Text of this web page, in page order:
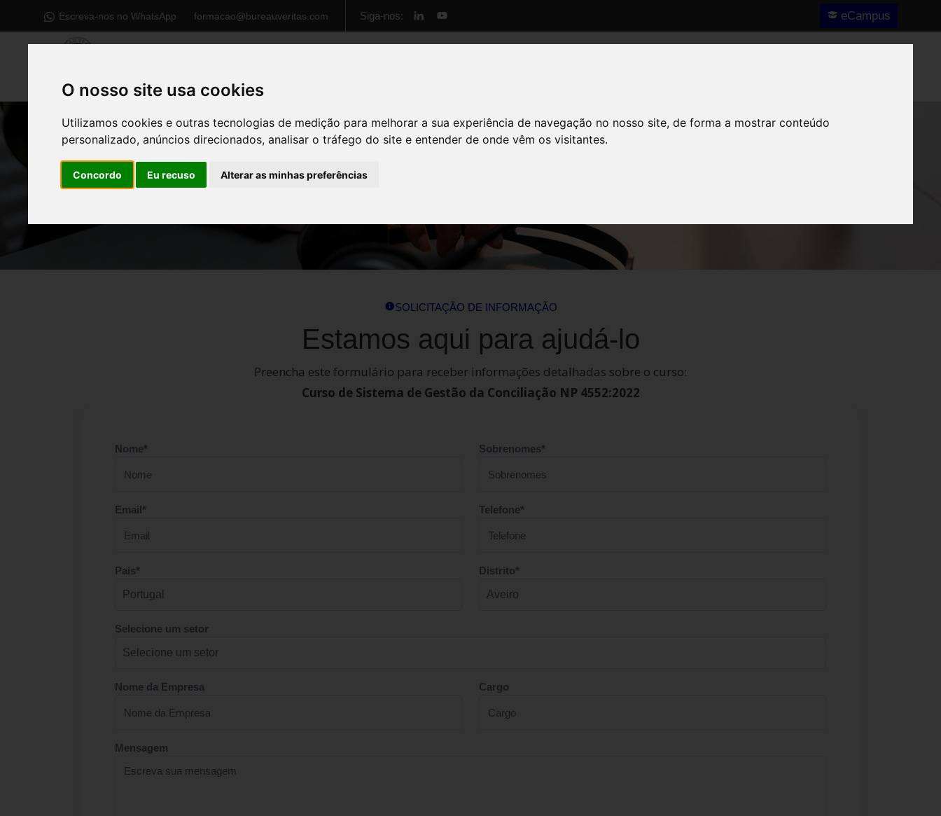
O nosso site usa cookies
Utilizamos cookies e outras tecnologias de medição para melhorar a sua experiência de navegação no nosso site, de forma a mostrar conteúdo
personalizado, anúncios direcionados, analisar o tráfego do site e entender de onde vêm os visitantes.
Concordo Eu recuso Alterar as minhas preferências
Escreva-nos no WhatsApp formacao@bureauveritas.com Siga-nos: eCampus
SOLICITAÇÃO DE INFORMAÇÃO
Estamos aqui para ajudá-lo
Preencha este formulário para receber informações detalhadas sobre o curso:
Curso de Sistema de Gestão da Conciliação NP 4552:2022
Nome* Sobrenomes*
Email* Telefone*
Pais* Distrito*
Selecione um setor
Nome da Empresa Cargo
Mensagem